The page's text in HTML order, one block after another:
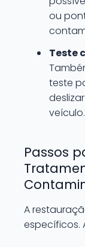
ou
Teste
teste
veículo.
Passos
A
específicos.